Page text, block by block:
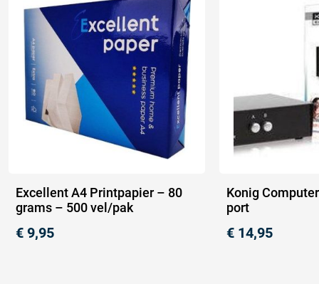
Excellent A4 Printpapier – 80
grams – 500 vel/pak
€ 9,95
Konig
port
€ 14,95